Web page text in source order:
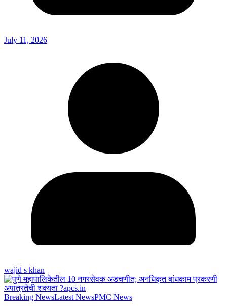
July 11, 2026
wajid s khan
Breaking NewsLatest NewsPMC News